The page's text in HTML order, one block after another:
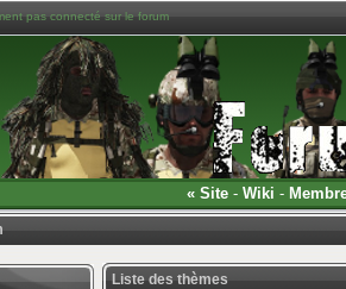
pas connecté sur le forum
« Site - Wiki -
Liste des thèmes